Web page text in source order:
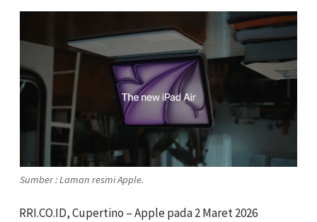
Sumber : Laman resmi Apple.
RRI.CO.ID, Cupertino – Apple pada 2 Maret 2026